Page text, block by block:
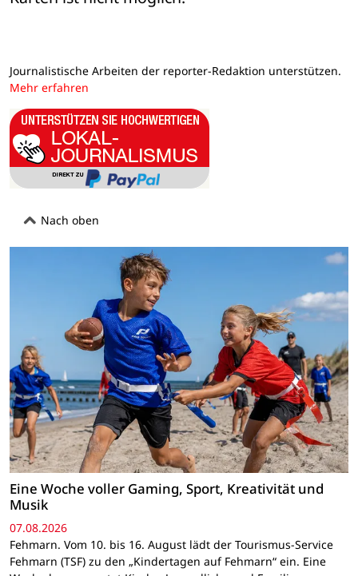
Journalistische Arbeiten der reporter-Redaktion unterstützen.
Mehr erfahren
Nach oben
Eine Woche voller Gaming, Sport, Kreativität und
Musik
07.08.2026
Fehmarn. Vom 10. bis 16. August lädt der Tourismus-Service
Fehmarn (TSF) zu den „Kindertagen auf Fehmarn“ ein. Eine